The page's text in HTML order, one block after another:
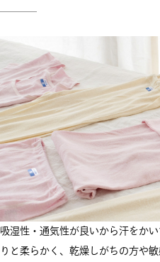
吸湿性・通気性が良いから汗をか
りと柔らかく、乾燥しがちの方や